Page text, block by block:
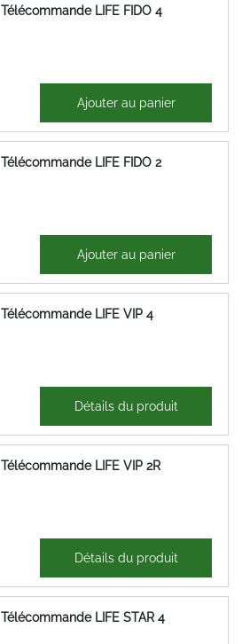
Télécommande LIFE FIDO 4
Ajouter au panier
Télécommande LIFE FIDO 2
Ajouter au panier
Télécommande LIFE VIP 4
Détails du produit
Télécommande LIFE VIP 2R
Détails du produit
Télécommande LIFE STAR 4